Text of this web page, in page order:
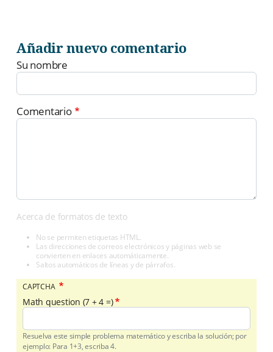
Añadir nuevo comentario
Su nombre
Comentario
Acerca de formatos de texto
No se permiten etiquetas HTML.
Las direcciones de correos electrónicos y páginas web se
convierten en enlaces automáticamente.
Saltos automáticos de líneas y de párrafos.
CAPTCHA
Math question (7 + 4 =)
Resuelva este simple problema matemático y escriba la solución; por
ejemplo: Para 1+3, escriba 4.